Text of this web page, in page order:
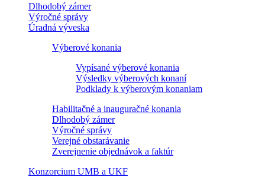
Dlhodobý zámer
Výročné správy
Úradná výveska
Výberové konania
Vypísané výberové konania
Výsledky výberových konaní
Podklady k výberovým konaniam
Habilitačné a inauguračné konania
Dlhodobý zámer
Výročné správy
Verejné obstarávanie
Zverejnenie objednávok a faktúr
Konzorcium UMB a UKF